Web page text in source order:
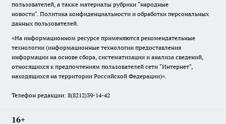
пользователей, а также материалы рубрики "народные
новости". Политика конфиденциальности и обработки персональных
данных пользователей.
«На информационном ресурсе применяются рекомендательные
технологии (информационные технологии предоставления
информации на основе сбора, систематизации и анализа сведений,
относящихся к предпочтениям пользователей сети "Интернет",
находящихся на территории Российской Федерации)».
Телефон редакции: 8(8212)39-14-42
16+